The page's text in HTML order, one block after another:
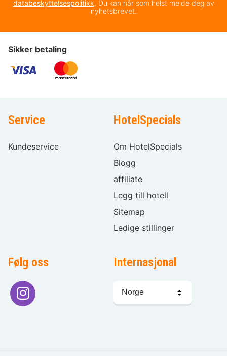
databeskyttelsespolitikk. Du kan når som helst melde deg av
nyhetsbrevet.
Sikker betaling
Service
Kundeservice
HotelSpecials
Om HotelSpecials
Blogg
affiliate
Legg till hotell
Sitemap
Ledige stillinger
Følg oss Internasjonal